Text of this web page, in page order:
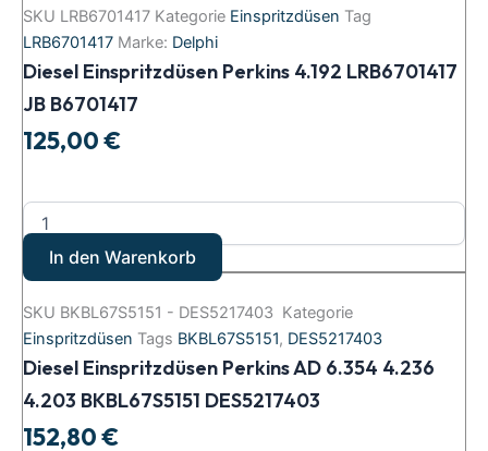
SKU LRB6701417 Kategorie Einspritzdüsen Tag
LRB6701417 Marke: Delphi
Diesel Einspritzdüsen Perkins 4.192 LRB6701417
JB B6701417
125,00€
In den Warenkorb
SKU BKBL67S5151 - DES5217403 Kategorie
Einspritzdüsen Tags BKBL67S5151, DES5217403
Diesel Einspritzdüsen Perkins AD 6.354 4.236
4.203 BKBL67S5151 DES5217403
152,80€